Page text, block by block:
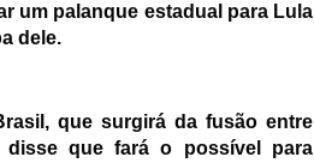
um palanque estadual para Lula
dele.
que surgirá da fusão entre
disse que fará o possível para